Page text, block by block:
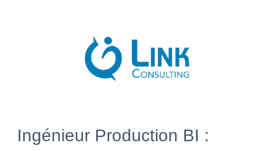
Ingénieur Production BI :